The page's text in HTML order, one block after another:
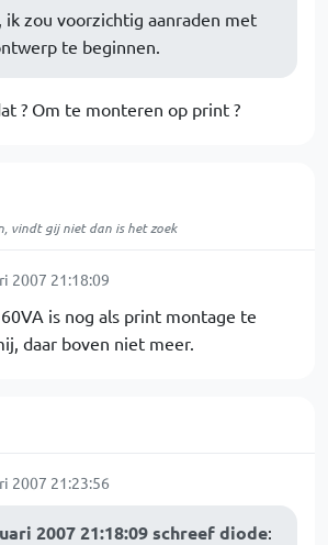
ik zou voorzichtig aanraden met
te beginnen.
? Om te monteren op print ?
vindt gij niet dan is het zoek
2007 21:18:09
is nog als print montage te
daar boven niet meer.
2007 21:23:56
2007 21:18:09 schreef diode: